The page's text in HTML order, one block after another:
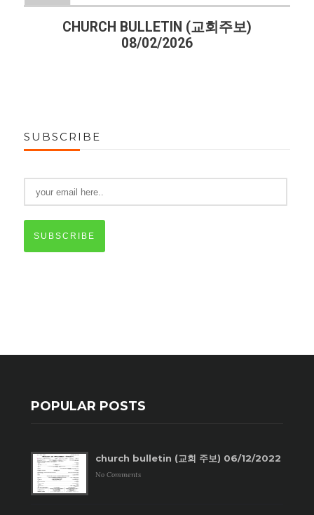
CHURCH BULLETIN (교회주보)
08/02/2026
SUBSCRIBE
SUBSCRIBE
POPULAR POSTS
church bulletin (교회 주보) 06/12/2022
No Comments